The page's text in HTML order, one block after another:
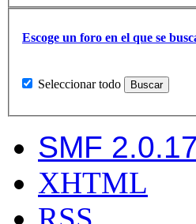
Escoge un foro en el que se
Seleccionar todo
SMF 2.0.17
XHTML